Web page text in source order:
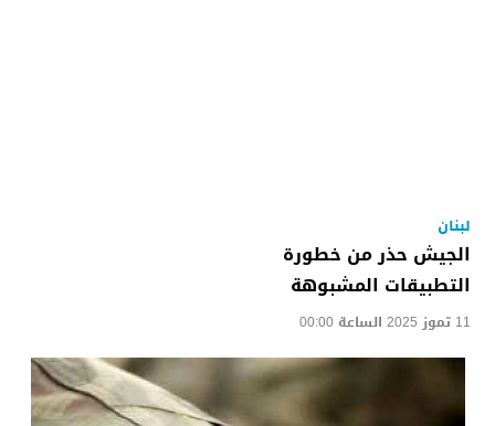
لبنان
الجيش حذر من خطورة
التطبيقات المشبوهة
11 تموز 2025 الساعة 00:00